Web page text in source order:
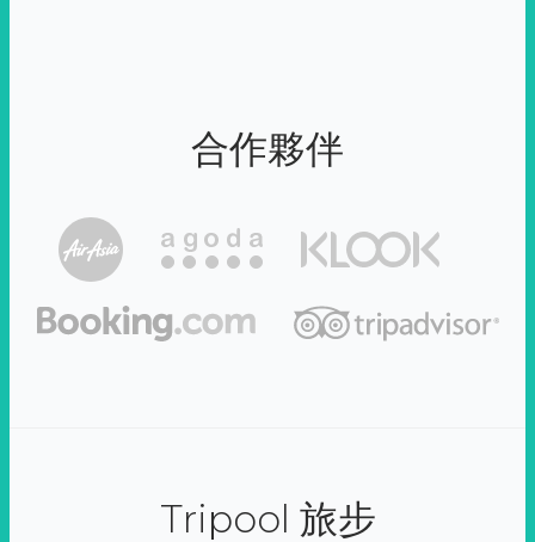
合作夥伴
Tripool 旅步